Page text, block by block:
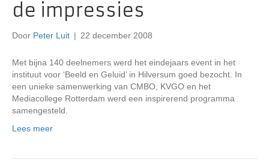
de impressies
Door Peter Luit | 22 december 2008
Met bijna 140 deelnemers werd het eindejaars event in het
instituut voor ‘Beeld en Geluid’ in Hilversum goed bezocht. In
een unieke samenwerking van CMBO, KVGO en het
Mediacollege Rotterdam werd een inspirerend programma
samengesteld.
Lees meer